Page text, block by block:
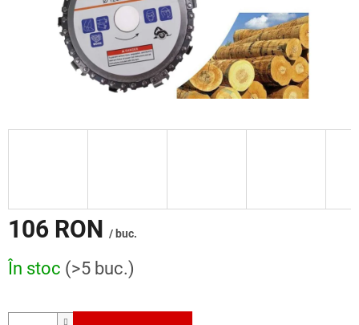
106 RON / buc.
Evaluare
preţ:
În stoc (>5 buc.)